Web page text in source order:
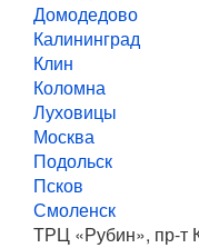
Домодедово
Калининград
Клин
Коломна
Луховицы
Москва
Подольск
Псков
Смоленск
ТРЦ «Рубин», пр-т